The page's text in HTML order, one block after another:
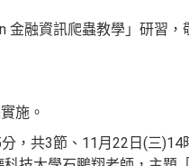
融資訊爬蟲教學」研習
施。
，共3節、11月22日(三